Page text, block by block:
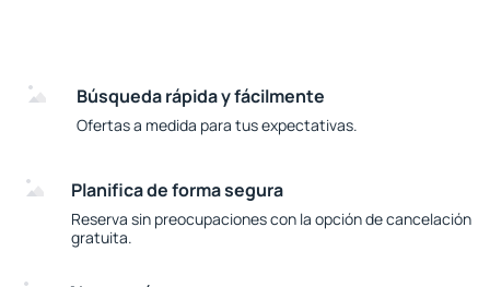
Búsqueda rápida y fácilmente
Ofertas a medida para tus expectativas.
Planifica de forma segura
Reserva sin preocupaciones con la opción de cancelación
gratuita.